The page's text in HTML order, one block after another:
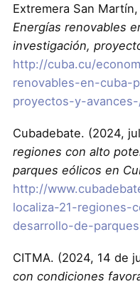
Extremera San
Energías renovables
investigación,
http://cuba.cu/
renovables-en-cuba-
proyectos-y-
Cubadebate. (2024,
regiones con alto
parques eólicos en
http://
localiza-21-regiones-
desarrollo-de-
CITMA. (2024, 14 de
con condiciones